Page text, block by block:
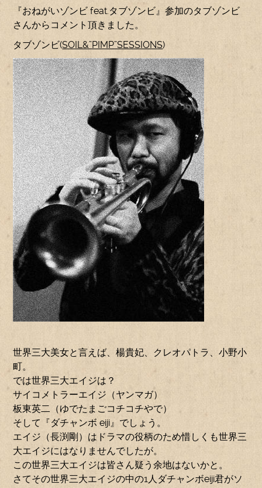
『おねがいゾンビ feat.タブゾンビ』参加のタブゾンビ
さんからコメント頂きました。
タブゾンビ(SOIL&”PIMP”SESSIONS)
世界三大美女と言えば、楊貴妃、クレオパトラ、小野小
町。
では世界三大エイジは？
サイコメトラーエイジ（ヤンマガ）
板東英二（ゆでたまごコチコチやで）
そして『ダチャンボ eiji』でしょう。
エイジ（長渕剛）はドラマの役柄のため惜しくも世界三
大エイジにはなりませんでしたが。
この世界三大エイジは皆さん疑う余地はないかと。
さてその世界三大エイジの中の1人ダチャンボeiji君がソ